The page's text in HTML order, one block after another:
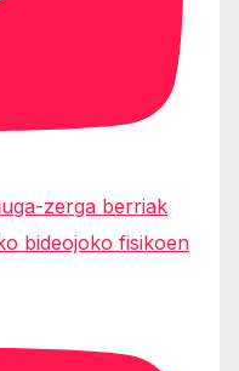
zerga berriak
bideojoko fisikoen